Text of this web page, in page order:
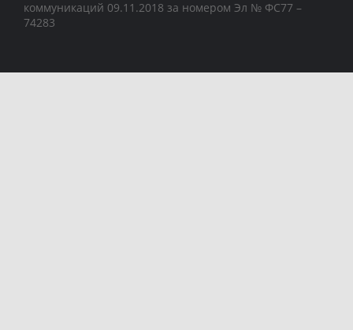
коммуникаций 09.11.2018 за номером Эл № ФС77 –
74283